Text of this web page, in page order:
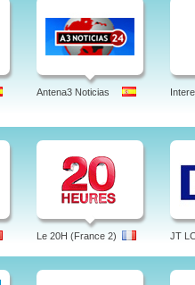
Antena3 Noticias
Le 20H (France 2) JT